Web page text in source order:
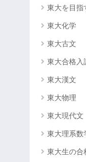
東大を目指
東大化学
東大古文
東大合格入
東大漢文
東大物理
東大現代文
東大理系数
東大生の合